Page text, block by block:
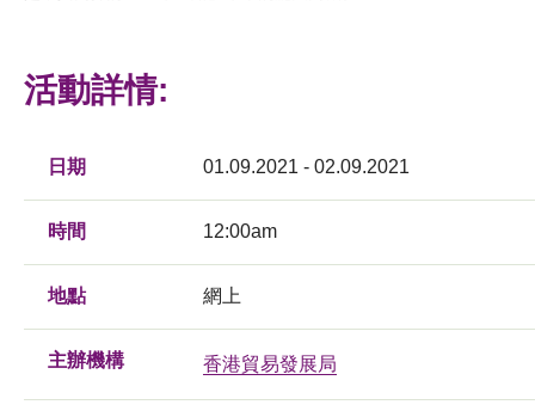
活動詳情:
日期 01.09.2021 - 02.09.2021
時間 12:00am
地點 網上
主辦機構 香港貿易發展局